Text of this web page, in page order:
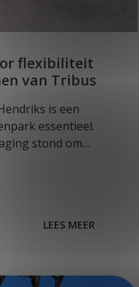
flexibiliteit
van Tribus
is een
essentieel.
stond om
LEES MEER